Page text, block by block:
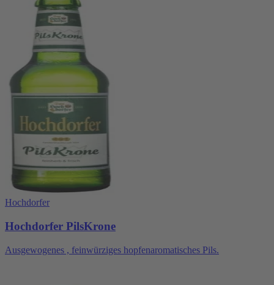
Hochdorfer
Hochdorfer PilsKrone
Ausgewogenes , feinwürziges hopfenaromatisches Pils.